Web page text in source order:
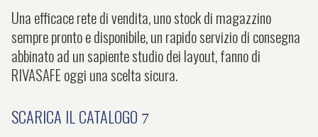
Una efficace rete di vendita, uno stock di magazzino
sempre pronto e disponibile, un rapido servizio di consegna
abbinato ad un sapiente studio dei layout, fanno di
RIVASAFE oggi una scelta sicura.
SCARICA IL CATALOGO